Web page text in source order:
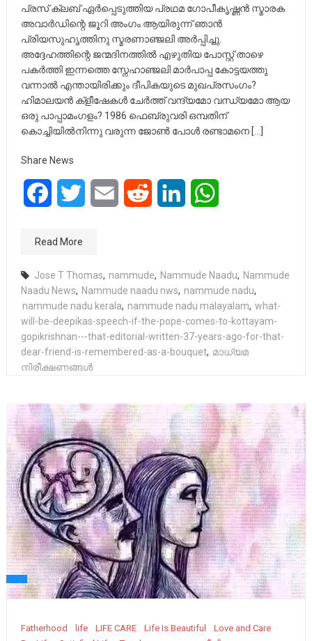
പ്രസ് ക്ലബ് ഏർപ്പെടുത്തിയ പ്രഥമ ഗോപീകൃഷ്ണൻ സ്മാരക
അവാർഡിന്റെ ജൂറി അംഗം ആയിരുന്ന് ഞാൻ
പ്രിയസുഹൃത്തിനു സ്മരണാഞ്ജലി അർപ്പിച്ചു.
അദ്ദേഹത്തിന്റെ ജന്മദിനത്തിൽ എഴുതിയ പോസ്റ്റ് താഴെ
പകർത്തി ഇന്നത്തെ സ്നേഹാഞ്ജലി മാർപാപ്പ കോട്ടയത്തു
വന്നാൽ എന്തായിരിക്കും ദീപികയുടെ മുഖപ്രസംഗം?
ഹിമാലയൻ ക്ളീഷേകൾ ചേർത്ത് വന്ദ്യമോ വന്ധ്യമോ ആയ
ഒരു പാപ്പാമംഗളം? 1986 ഫെബ്രുവരി ഒമ്പതിന്
കൊച്ചിയിൽനിന്നു വരുന്ന ജോൺ പോൾ രണ്ടാമനെ […]
Share News
FacebookTwitter Email Reddit LinkedIn
Read More
Jose T Thomas, nammude, Nammude Naadu, Nammude
Naadu News, Nammude naadu nws, nammude nadu,
nammude nadu kerala, nammude nadu malayalam, what-
will-be-deepikas-speech-if-the-pope-comes-to-kottayam-
gopikrishnan---that-editorial-written-37-years-ago-for-that-
dear-friend-is-remembered-as-a-bouquet, മാധ്യമ
നിരീക്ഷണങ്ങൾ
Fatherhood life LIFE CARE Life Is Beautiful
Love and Care